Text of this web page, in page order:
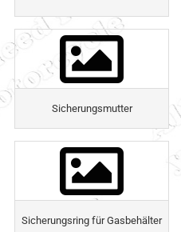
Sicherungsmutter
Sicherungsring für Gasbehälter